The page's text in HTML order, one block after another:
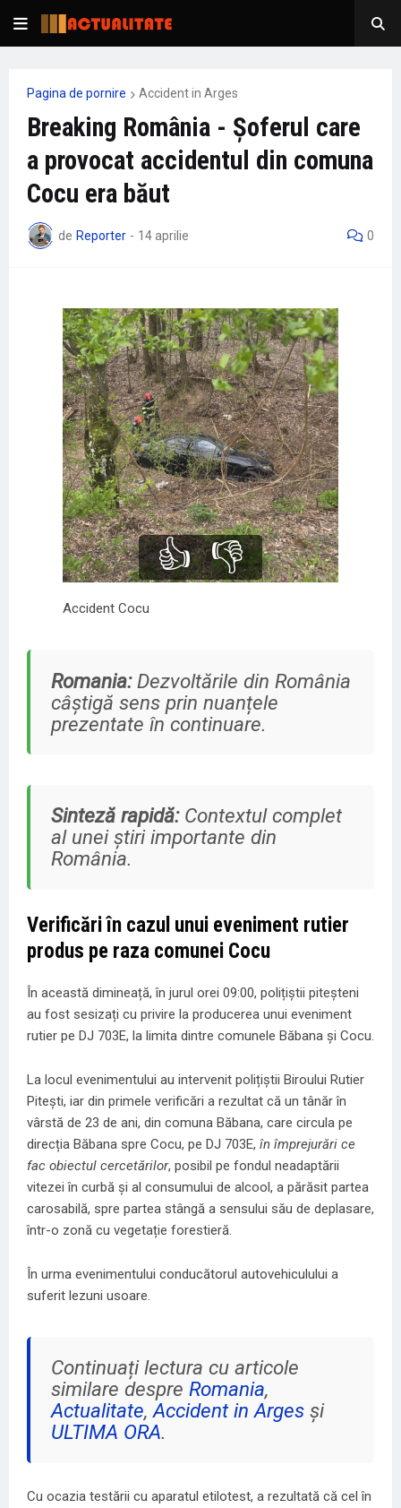
Pagina de pornire Accident in Arges
Breaking România - Șoferul care
a provocat accidentul din comuna
Cocu era băut
de Reporter - 14 aprilie 0
👍 👎
Accident Cocu
Romania:Dezvoltările din România
câștigă sens prin nuanțele
prezentate în continuare.
Sinteză rapidă:Contextul complet
al unei știri importante din
România.
Verificări în cazul unui eveniment rutier
produs pe raza comunei Cocu
În această dimineață, în jurul orei 09:00, polițiștii piteșteni
au fost sesizați cu privire la producerea unui eveniment
rutier pe DJ 703E, la limita dintre comunele Băbana și Cocu.
La locul evenimentului au intervenit polițiștii Biroului Rutier
Pitești, iar din primele verificări a rezultat că un tânăr în
vârstă de 23 de ani, din comuna Băbana, care circula pe
direcția Băbana spre Cocu, pe DJ 703E, în împrejurări ce
fac obiectul cercetărilor, posibil pe fondul neadaptării
vitezei în curbă și al consumului de alcool, a părăsit partea
carosabilă, spre partea stângă a sensului său de deplasare,
într-o zonă cu vegetație forestieră.
În urma evenimentului conducătorul autovehiculului a
suferit lezuni usoare.
Continuați lectura cu articole
similare despre Romania,
Actualitate,Accident in Argesși
ULTIMA ORA.
Cu ocazia testării cu aparatul etilotest, a rezultată că cel în